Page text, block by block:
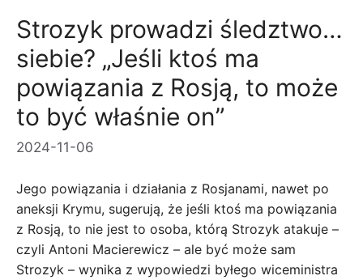
Strozyk prowadzi śledztwo…
siebie? „Jeśli ktoś ma
powiązania z Rosją, to może
to być właśnie on”
2024-11-06
Jego powiązania i działania z Rosjanami, nawet po
aneksji Krymu, sugerują, że jeśli ktoś ma powiązania
z Rosją, to nie jest to osoba, którą Strozyk atakuje –
czyli Antoni Macierewicz – ale być może sam
Strozyk – wynika z wypowiedzi byłego wiceministra